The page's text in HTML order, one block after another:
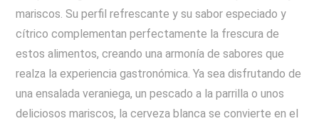
mariscos. Su perfil refrescante y su sabor especiado y
cítrico complementan perfectamente la frescura de
estos alimentos, creando una armonía de sabores que
realza la experiencia gastronómica. Ya sea disfrutando de
una ensalada veraniega, un pescado a la parrilla o unos
deliciosos mariscos, la cerveza blanca se convierte en el